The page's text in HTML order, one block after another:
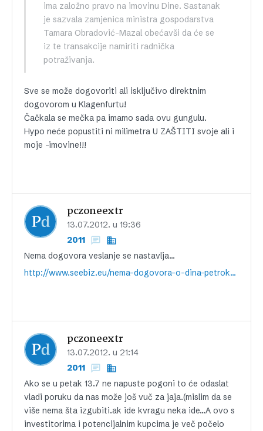
ima založno pravo na imovinu Dine. Sastanak
je sazvala zamjenica ministra gospodarstva
Tamara Obradović-Mazal obećavši da će se
iz te transakcije namiriti radnička
potraživanja.
Sve se može dogovoriti ali isključivo direktnim
dogovorom u Klagenfurtu!
Čačkala se mečka pa imamo sada ovu gungulu.
Hypo neće popustiti ni milimetra U ZAŠTITI svoje ali i
moje -imovine!!!
pczoneextr
13.07.2012. u 19:36
2011
Nema dogovora veslanje se nastavlja…
http://www.seebiz.eu/nema-dogovora-o-dina-petrokemiji/ar-40011/
pczoneextr
13.07.2012. u 21:14
2011
Ako se u petak 13.7 ne napuste pogoni to će odaslat
vladi poruku da nas može još vuč za jaja.(mislim da se
više nema šta izgubiti.ak ide kvragu neka ide…A ovo s
investitorima i potencijalnim kupcima je več počelo